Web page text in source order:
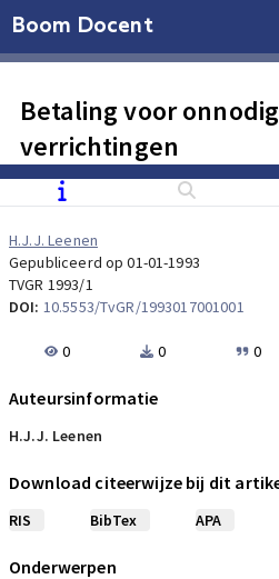
Boom Docent
Betaling voor
verrichtingen
H.J.J. Leenen
Gepubliceerd op 01-01-1993
TVGR 1993/1
DOI: 10.5553/TvGR/1993017001001
0 0 0
Auteursinformatie
H.J.J. Leenen
Download citeerwijze bij dit
RIS BibTex APA
Onderwerpen